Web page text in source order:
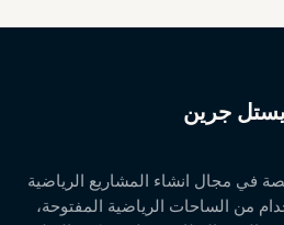
جرين
مجال انشاء المشاريع الرياضية
من الساحات الرياضية المفتوحة،